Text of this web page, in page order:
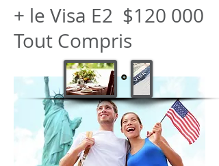
+ le Visa E2 $120 000
Tout Compris